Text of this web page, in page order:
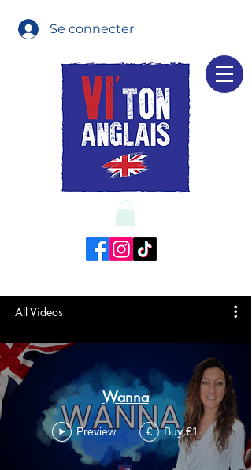
Se connecter
All Videos
Wanna
Preview € Buy €1